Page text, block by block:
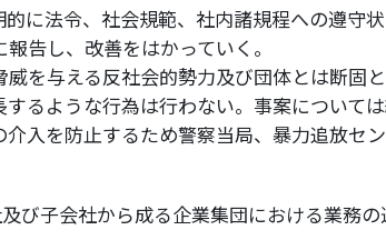
に法令、社会規範、社内諸規程への遵守
告し、改善をはかっていく。
を与える反社会的勢力及び団体とは断固
るような行為は行わない。事案について
入を防止するため警察当局、暴力追放セ
び子会社から成る企業集団における業務